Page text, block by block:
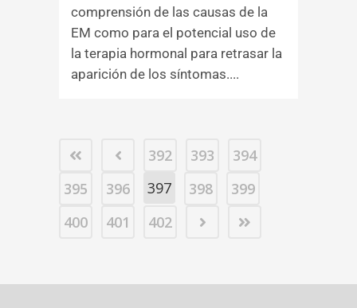
comprensión de las causas de la
EM como para el potencial uso de
la terapia hormonal para retrasar la
aparición de los síntomas....
392 393
394
395
396 397 398
399
400
401 402